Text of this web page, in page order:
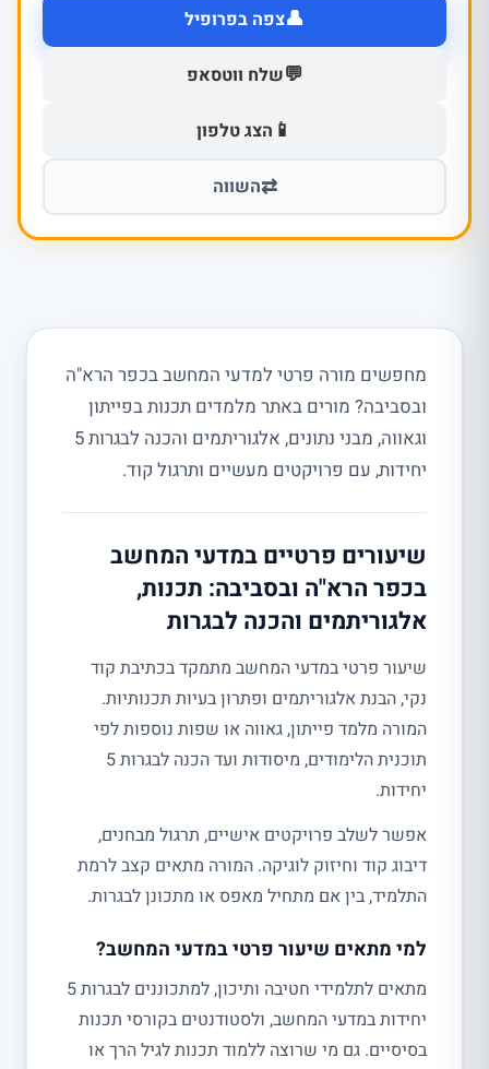
👤צפה בפרופיל
💬שלח ווטסאפ
📱 הצג טלפון
⇄השווה
מחפשים מורה פרטי למדעי המחשב בכפר הרא"ה
ובסביבה? מורים באתר מלמדים תכנות בפייתון
וגאווה, מבני נתונים, אלגוריתמים והכנה לבגרות 5
יחידות, עם פרויקטים מעשיים ותרגול קוד.
שיעורים פרטיים במדעי המחשב
בכפר הרא"ה ובסביבה: תכנות,
אלגוריתמים והכנה לבגרות
שיעור פרטי במדעי המחשב מתמקד בכתיבת קוד
נקי, הבנת אלגוריתמים ופתרון בעיות תכנותיות.
המורה מלמד פייתון, גאווה או שפות נוספות לפי
תוכנית הלימודים, מיסודות ועד הכנה לבגרות 5
יחידות.
אפשר לשלב פרויקטים אישיים, תרגול מבחנים,
דיבוג קוד וחיזוק לוגיקה. המורה מתאים קצב לרמת
התלמיד, בין אם מתחיל מאפס או מתכונן לבגרות.
למי מתאים שיעור פרטי במדעי המחשב?
מתאים לתלמידי חטיבה ותיכון, למתכוננים לבגרות 5
יחידות במדעי המחשב, ולסטודנטים בקורסי תכנות
בסיסיים. גם מי שרוצה ללמוד תכנות לגיל הרך או